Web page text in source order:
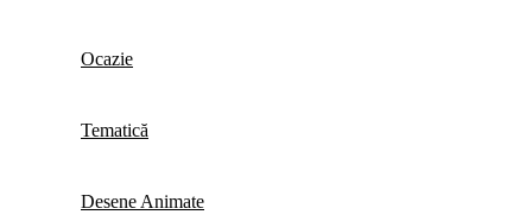
Ocazie
Tematică
Desene Animate